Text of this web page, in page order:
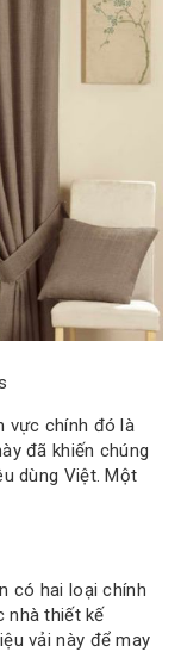
vực chính đó là
đã khiến chúng
dùng Việt. Một
có hai loại chính
nhà thiết kế
vải này để may